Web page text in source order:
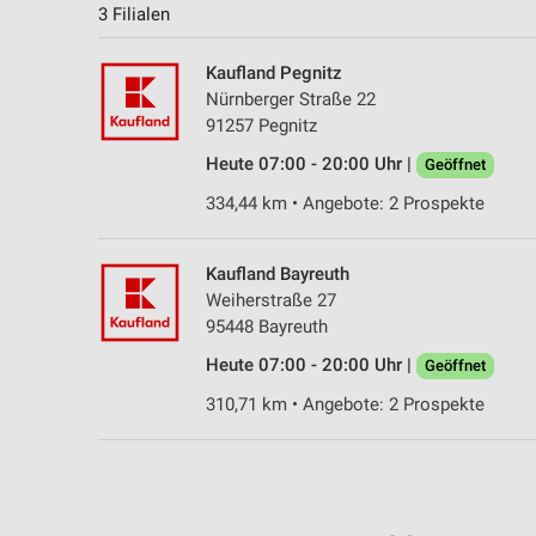
3 Filialen
Kaufland Pegnitz
Nürnberger Straße 22
91257 Pegnitz
Heute 07:00 - 20:00 Uhr |
Geöffnet
334,44 km • Angebote: 2 Prospekte
Kaufland Bayreuth
Weiherstraße 27
95448 Bayreuth
Heute 07:00 - 20:00 Uhr |
Geöffnet
310,71 km • Angebote: 2 Prospekte